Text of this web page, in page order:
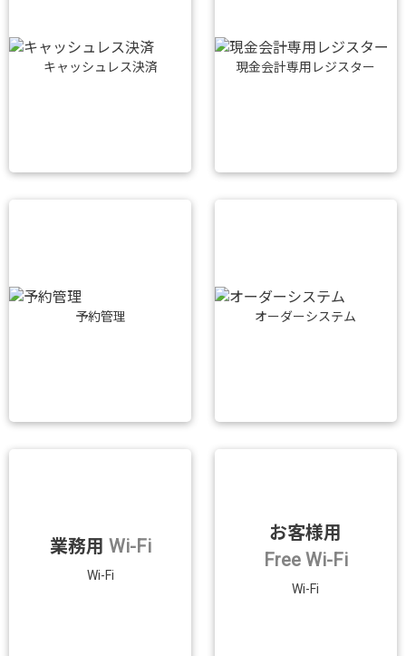
キャッシュレス決済 現金会計専用レジスター
予約管理 オーダーシステム
業務用 Wi-Fi
Wi-Fi
お客様用
Free Wi-Fi
Wi-Fi